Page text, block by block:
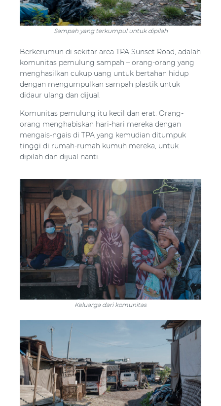
Sampah yang terkumpul untuk dipilah
Berkerumun di sekitar area TPA Sunset Road, adalah
komunitas pemulung sampah – orang-orang yang
menghasilkan cukup uang untuk bertahan hidup
dengan mengumpulkan sampah plastik untuk
didaur ulang dan dijual.
Komunitas pemulung itu kecil dan erat. Orang-
orang menghabiskan hari-hari mereka dengan
mengais-ngais di TPA yang kemudian ditumpuk
tinggi di rumah-rumah kumuh mereka, untuk
dipilah dan dijual nanti.
Keluarga dari komunitas